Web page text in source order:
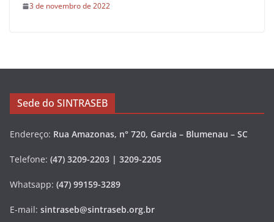
3 de novembro de 2022
Sede do SINTRASEB
Endereço: Rua Amazonas, n° 720, Garcia – Blumenau – SC
Telefone: (47) 3209-2203 | 3209-2205
Whatsapp: (47) 99159-3289
E-mail: sintraseb@sintraseb.org.br